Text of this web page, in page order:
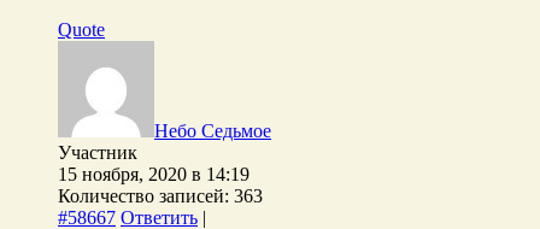
Quote
Небо Седьмое
Участник
15 ноября, 2020 в 14:19
Количество записей: 363
#58667 Ответить |